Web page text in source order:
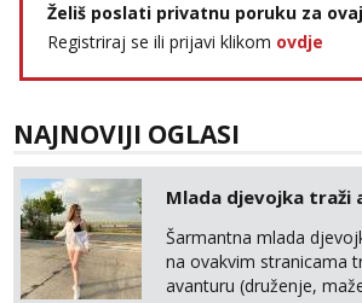
Želiš poslati privatnu poruku za
Registriraj se ili prijavi klikom ovdje
NAJNOVIJI OGLASI
Mlada djevojka traži
Šarmantna mlada
na ovakvim stranicama
avanturu (druženje,